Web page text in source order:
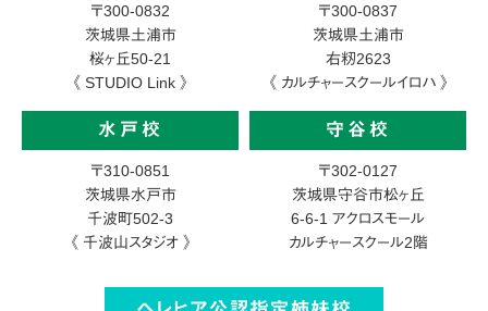
〒300-0832
茨城県土浦市
桜ヶ丘50-21
《 STUDIO Link 》
〒300-0837
茨城県土浦市
右籾2623
《 カルチャースクールイロハ 》
水戸校
〒310-0851
茨城県水戸市
千波町502-3
《 千波山スタジオ 》
守谷校
〒302-0127
茨城県守谷市松ヶ丘
6-6-1 アクロスモール
カルチャースクール2階